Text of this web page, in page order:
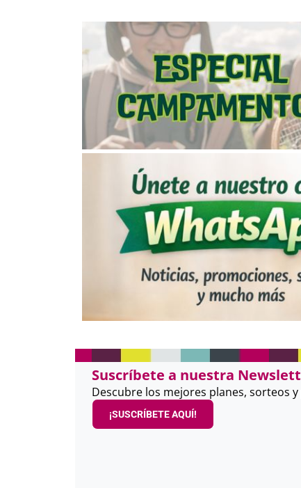
Suscríbete a nuestra
Descubre los mejores planes, sorteos
¡SUSCRÍBETE AQUÍ!